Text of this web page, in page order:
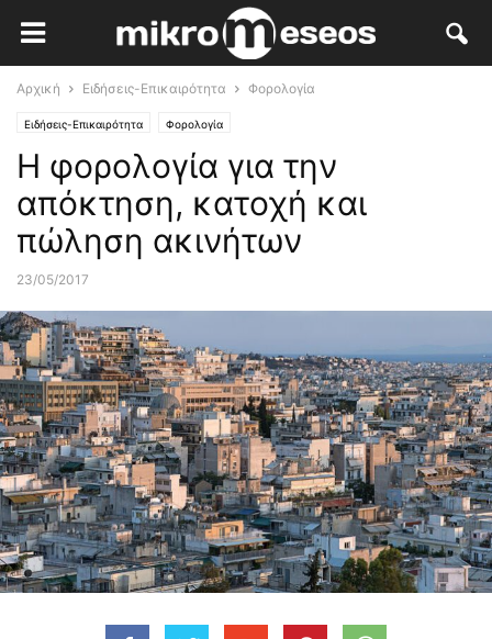
Αρχική Ειδήσεις-Επικαιρότητα Φορολογία
Ειδήσεις-Επικαιρότητα Φορολογία
Η φορολογία για την
απόκτηση, κατοχή και
πώληση ακινήτων
23/05/2017